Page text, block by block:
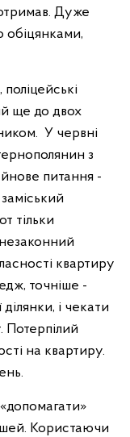
Дуже
обіцянками,
ще до двох
У червні
з
питання -
тільки
квартиру
точніше -
і чекати
Потерпілий
на квартиру.
Користаючи